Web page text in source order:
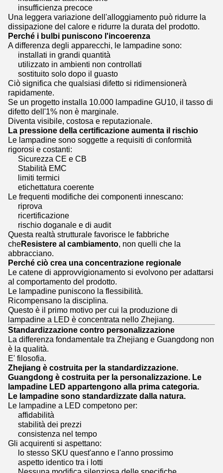
insufficienza precoce
Una leggera variazione dell'alloggiamento può ridurre la
dissipazione del calore e ridurre la durata del prodotto.
Perché i bulbi puniscono l'incoerenza
A differenza degli apparecchi, le lampadine sono:
installati in grandi quantità
utilizzato in ambienti non controllati
sostituito solo dopo il guasto
Ciò significa che qualsiasi difetto si ridimensionerà
rapidamente.
Se un progetto installa 10.000 lampadine GU10, il tasso di
difetto dell'1% non è marginale.
Diventa visibile, costosa e reputazionale.
La pressione della certificazione aumenta il rischio
Le lampadine sono soggette a requisiti di conformità
rigorosi e costanti:
Sicurezza CE e CB
Stabilità EMC
limiti termici
etichettatura coerente
Le frequenti modifiche dei componenti innescano:
riprova
ricertificazione
rischio doganale e di audit
Questa realtà strutturale favorisce le fabbriche
cheResistere al cambiamento, non quelli che la
abbracciano.
Perché ciò crea una concentrazione regionale
Le catene di approvvigionamento si evolvono per adattarsi
al comportamento del prodotto.
Le lampadine puniscono la flessibilità.
Ricompensano la disciplina.
Questo è il primo motivo per cui la produzione di
lampadine a LED è concentrata nello Zhejiang.
Standardizzazione contro personalizzazione
La differenza fondamentale tra Zhejiang e Guangdong non
è la qualità.
E' filosofia.
Zhejiang è costruita per la standardizzazione.
Guangdong è costruita per la personalizzazione. Le
lampadine LED appartengono alla prima categoria.
Le lampadine sono standardizzate dalla natura.
Le lampadine a LED competono per:
affidabilità
stabilità dei prezzi
consistenza nel tempo
Gli acquirenti si aspettano:
lo stesso SKU quest'anno e l'anno prossimo
aspetto identico tra i lotti